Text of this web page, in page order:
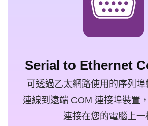
Serial to Ethernet
可透過乙太網路使用的序列
連線到遠端 COM 連接埠裝置
連接在您的電腦上一